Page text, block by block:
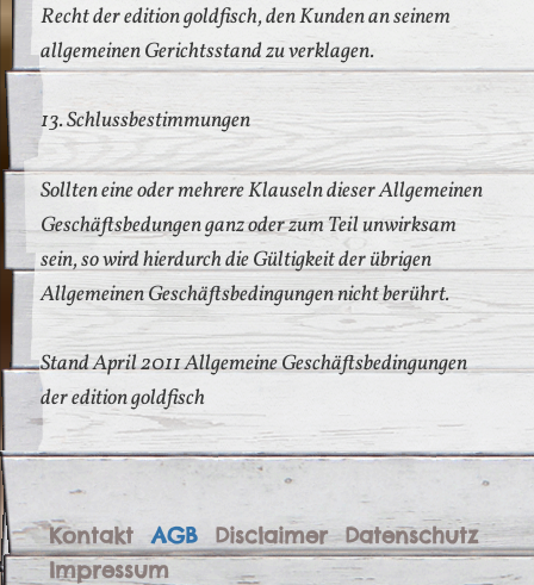
Recht der edition goldfisch, den Kunden an seinem
allgemeinen Gerichtsstand zu verklagen.
13. Schlussbestimmungen
Sollten eine oder mehrere Klauseln dieser Allgemeinen
Geschäftsbedungen ganz oder zum Teil unwirksam
sein, so wird hierdurch die Gültigkeit der übrigen
Allgemeinen Geschäftsbedingungen nicht berührt.
Stand April 2011 Allgemeine Geschäftsbedingungen
der edition goldfisch
Kontakt AGB Disclaimer
Datenschutz
Impressum